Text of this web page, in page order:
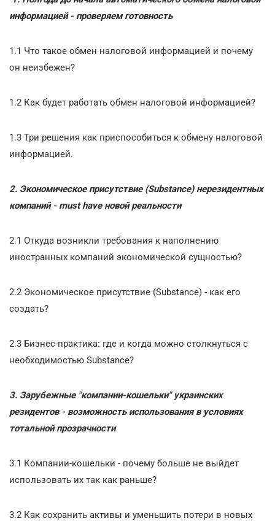
информацией - проверяем готовность
1.1 Что такое обмен налоговой информацией и почему
он неизбежен?
1.2 Как будет работать обмен налоговой информацией?
1.3 Три решения как приспособиться к обмену налоговой
информацией.
2. Экономическое присутствие (Substance) нерезидентных
компаний - must have новой реальности
2.1 Откуда возникли требования к наполнению
иностранных компаний экономической сущностью?
2.2 Экономическое присутствие (Substance) - как его
создать?
2.3 Бизнес-практика: где и когда можно столкнуться с
необходимостью Substance?
3. Зарубежные "компании-кошельки" украинских
резидентов - возможность использования в условиях
тотальной прозрачности
3.1 Компании-кошельки - почему больше не выйдет
использовать их так как раньше?
3.2 Как сохранить активы и уменьшить потери в новых